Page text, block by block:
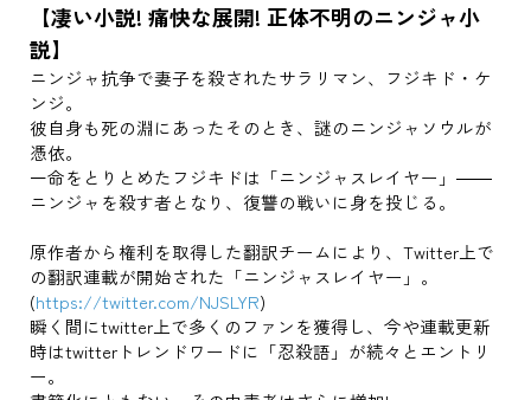
【凄い小説! 痛快な展開! 正体不明のニンジャ小
説】
ニンジャ抗争で妻子を殺されたサラリマン、フジキド・ケ
ンジ。
彼自身も死の淵にあったそのとき、謎のニンジャソウルが
憑依。
一命をとりとめたフジキドは「ニンジャスレイヤー」――
ニンジャを殺す者となり、復讐の戦いに身を投じる。
原作者から権利を取得した翻訳チームにより、Twitter上で
の翻訳連載が開始された「ニンジャスレイヤー」。
(https://twitter.com/NJSLYR)
瞬く間にtwitter上で多くのファンを獲得し、今や連載更新
時はtwitterトレンドワードに「忍殺語」が続々とエントリ
ー。